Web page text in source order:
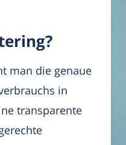
man die genaue
in
transparente